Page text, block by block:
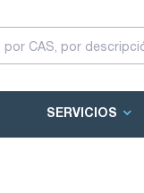
SERVICIOS